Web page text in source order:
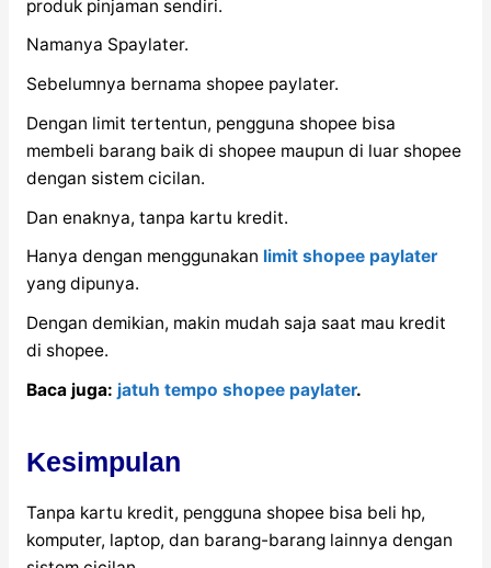
produk pinjaman sendiri.
Namanya Spaylater.
Sebelumnya bernama shopee paylater.
Dengan limit tertentun, pengguna shopee bisa
membeli barang baik di shopee maupun di luar shopee
dengan sistem cicilan.
Dan enaknya, tanpa kartu kredit.
Hanya dengan menggunakan limit shopee paylater
yang dipunya.
Dengan demikian, makin mudah saja saat mau kredit
di shopee.
Baca juga: jatuh tempo shopee paylater.
Kesimpulan
Tanpa kartu kredit, pengguna shopee bisa beli hp,
komputer, laptop, dan barang-barang lainnya dengan